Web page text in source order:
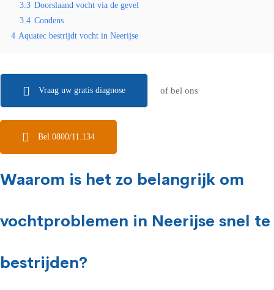
3.3 Doorslaand vocht via de gevel
3.4 Condens
4 Aquatec bestrijdt vocht in Neerijse
Vraag uw gratis diagnose of bel ons
Bel 0800/11.134
Waarom is het zo belangrijk om
vochtproblemen in Neerijse snel te
bestrijden?